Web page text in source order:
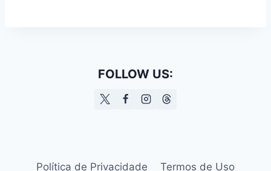
FOLLOW US:
Política de Privacidade Termos de Uso